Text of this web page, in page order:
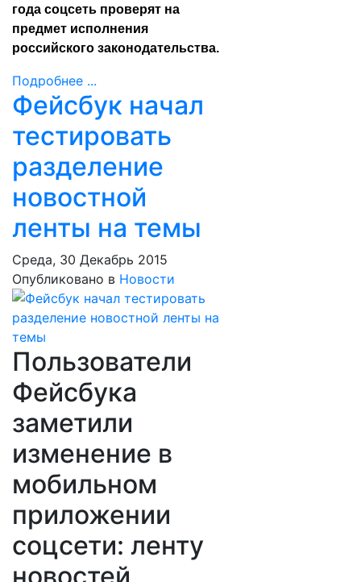
года соцсеть проверят на
предмет исполнения
российского законодательства.
Подробнее ...
Фейсбук начал
тестировать
разделение
новостной
ленты на темы
Среда, 30 Декабрь 2015
Опубликовано в Новости
Пользователи
Фейсбука
заметили
изменение в
мобильном
приложении
соцсети: ленту